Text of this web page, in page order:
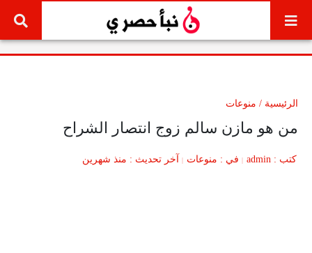
الرئيسية / منوعات
من هو مازن سالم زوج انتصار الشراح
كتب admin في منوعات آخر تحديث منذ شهرين